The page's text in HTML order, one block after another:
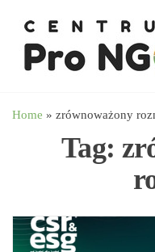
treści
Home » zrównoważony
Tag: